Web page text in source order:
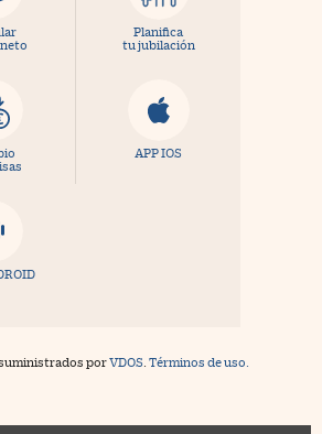
Planifica
tu jubilación
APP IOS
porVDOS Términos de uso.